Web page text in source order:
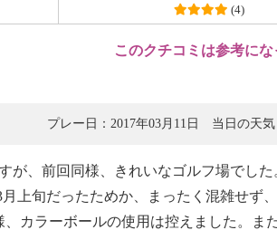
(4)
このクチコミは参考にな
プレー日：2017年03月11日 当日の天
が、前回同様、きれいなゴルフ場でした
上旬だったためか、まったく混雑せず
カラーボールの使用は控えました。ま